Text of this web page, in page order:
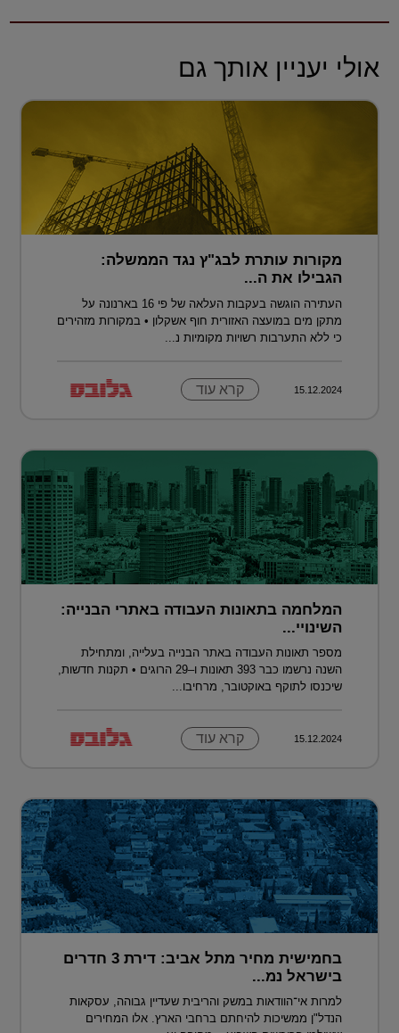
אולי יעניין אותך גם
מקורות עותרת לבג"ץ נגד הממשלה:
הגבילו את ה...
העתירה הוגשה בעקבות העלאה של פי 16 בארנונה על
מתקן מים במועצה האזורית חוף אשקלון • במקורות מזהירים
כי ללא התערבות רשויות מקומיות נ...
15.12.2024 קרא עוד
המלחמה בתאונות העבודה באתרי הבנייה:
השינויי...
מספר תאונות העבודה באתר הבנייה בעלייה, ומתחילת
השנה נרשמו כבר 393 תאונות ו–29 הרוגים • תקנות חדשות,
שיכנסו לתוקף באוקטובר, מרחיבו...
15.12.2024 קרא עוד
בחמישית מחיר מתל אביב: דירת 3 חדרים
בישראל נמ...
למרות אי־הוודאות במשק והריבית שעדיין גבוהה, עסקאות
הנדל"ן ממשיכות להיחתם ברחבי הארץ. אלו המחירים